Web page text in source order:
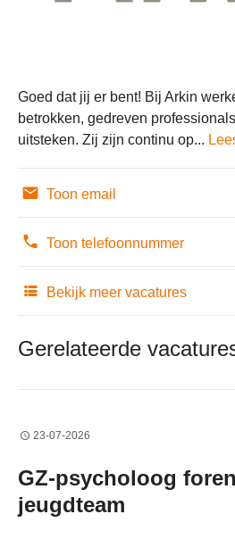
Goed dat jij er bent! Bij Arkin
betrokken, gedreven
uitsteken. Zij zijn continu op...
Toon email
Toon telefoonnummer
Bekijk meer vacatures
Gerelateerde
23-07-2026
GZ-psycholoog
jeugdteam